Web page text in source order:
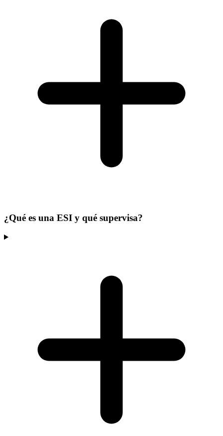
¿Qué es una ESI y qué supervisa?